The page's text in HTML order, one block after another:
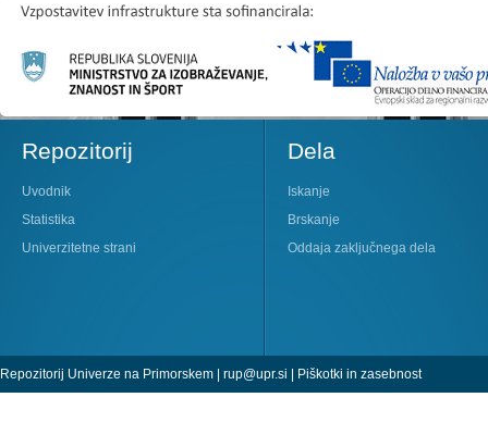
Repozitorij
Uvodnik
Statistika
Univerzitetne strani
Dela
Iskanje
Brskanje
Oddaja zaključnega dela
Repozitorij Univerze na Primorskem | rup@upr.si | Piškotki in zasebnost